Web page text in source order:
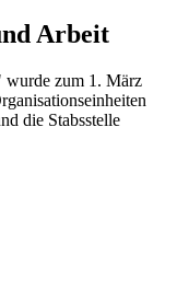
Arbeit
wurde zum 1. März
die Stabsstelle